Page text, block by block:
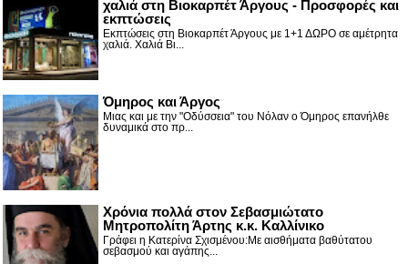
χαλιά στη Βιοκαρπέτ Άργους - Προσφορές και
εκπτώσεις
Εκπτώσεις στη Βιοκαρπέτ Άργους με 1+1 ΔΩΡΟ σε αμέτρητα
χαλιά. Χαλιά Βι...
Όμηρος και Άργος
Μιας και με την "Οδύσσεια" του Νόλαν ο Όμηρος επανήλθε
δυναμικά στο πρ...
Χρόνια πολλά στον Σεβασμιώτατο
Μητροπολίτη Άρτης κ.κ. Καλλίνικο
Γράφει η Κατερίνα Σχισμένου:Με αισθήματα βαθύτατου
σεβασμού και αγάπης...